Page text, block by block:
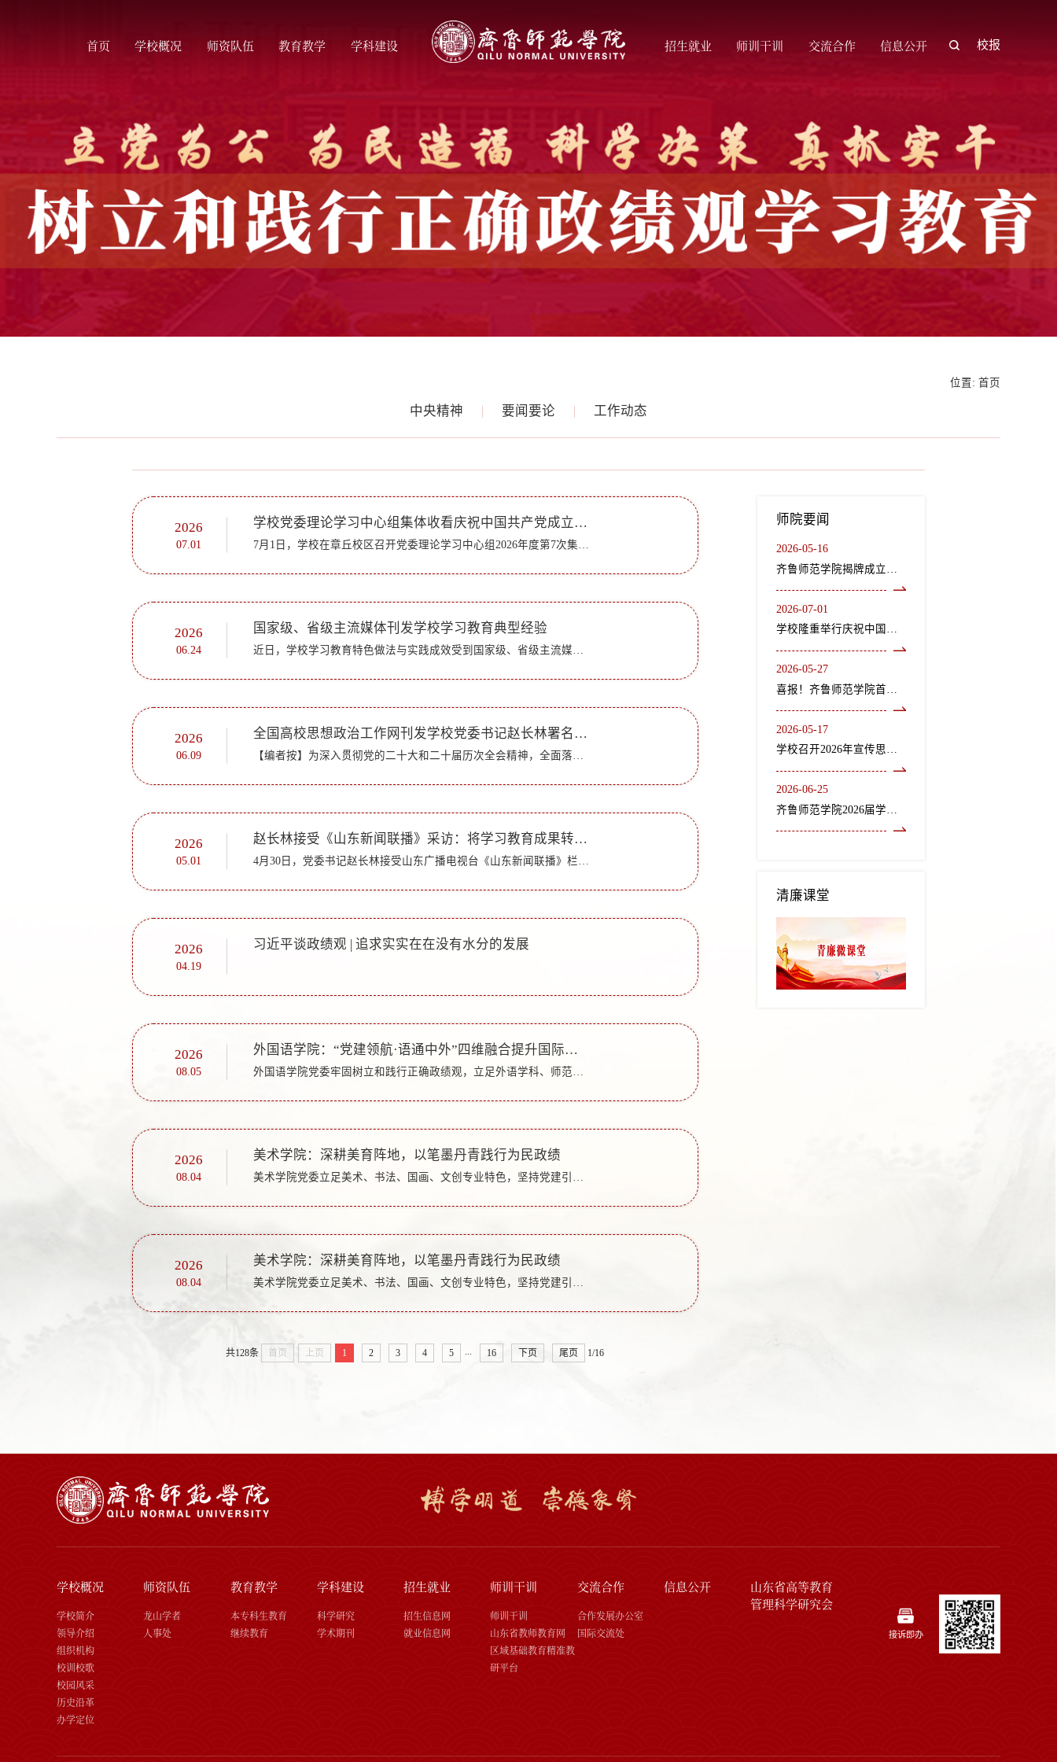
首页 学校概况 师资队伍 教育教学 学科建设 招生就业 师训干训 交流合作 信息公开 校报
位置: 首页
中央精神 要闻要论 工作动态
2026
07.01
学校党委理论学习中心组集体收看庆祝中国共产党成立105周年大会
2026
06.24
国家级、省级主流媒体刊发学校学习教育典型经验
2026
06.09
全国高校思想政治工作网刊发学校党委书记赵长林署名文章
2026
05.01
赵长林接受《山东新闻联播》采访：将学习教育成果转化为促进毕业生高质量充分就业实效
2026
04.19
习近平谈政绩观 | 追求实实在在没有水分的发展
2026
08.05
外国语学院：“党建领航·语通中外”四维融合提升国际传播育人实效
2026
08.04
美术学院：深耕美育阵地，以笔墨丹青践行为民政绩
2026
08.04
美术学院：深耕美育阵地，以笔墨丹青践行为民政绩
共128条 首页 上页 1 2 3 4 5 ... 16 下页 尾页 1/16
师院要闻
2026-05-16
2026-07-01
学校隆重举行庆祝中国共产党成立105周年“七一”表彰大会暨《长歌尽美》艺术党课
2026-05-27
2026-05-17
学校召开2026年宣传思想文化工作会议
2026-06-25
清廉课堂
学校概况
学校简介
领导介绍
组织机构
校训校歌
校园风采
历史沿革
办学定位
师资队伍
龙山学者
人事处
教育教学
本专科生教育
继续教育
学科建设
科学研究
学术期刊
招生就业
招生信息网
就业信息网
师训干训
师训干训
山东省教师教育网
区域基础教育精准教
研平台
交流合作
合作发展办公室
国际交流处
信息公开
山东省高等教育
管理科学研究会
接诉即办